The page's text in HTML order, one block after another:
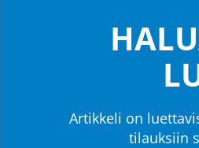
Artikkeli on
tilauksiin